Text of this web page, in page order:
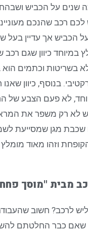
שנים על הכביש
לכם רכב שהנכם
הכביש אך עדיין בעל
במיוחד כיוון שגם רכב
בשריטות וכתמים
בנוסף, כיוון שאנו
לא פעם הצבע של
לא רק משפר את
שכבת מגן שמסייעת
וזהו מאוד מומלץ
מבית "מוסך
לרכב? חשוב
שאם כבר החלטתם